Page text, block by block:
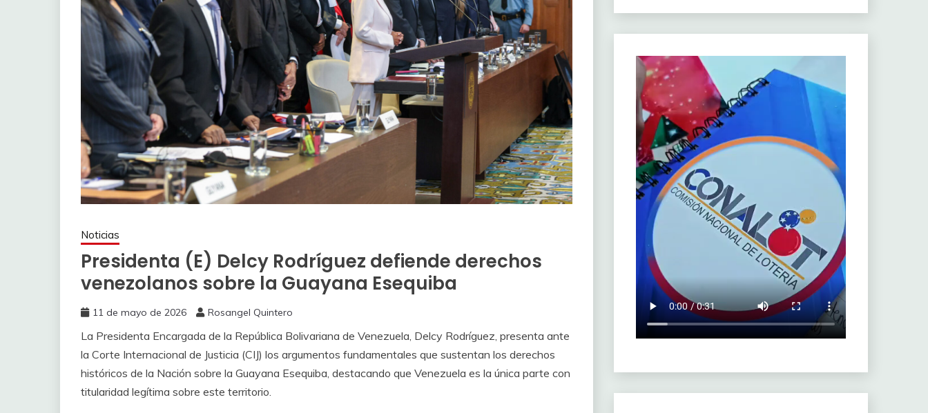
Noticias
Presidenta (E) Delcy Rodríguez defiende derechos
venezolanos sobre la Guayana Esequiba
11 de mayo de 2026 Rosangel Quintero
La Presidenta Encargada de la República Bolivariana de Venezuela, Delcy Rodríguez, presenta ante
la Corte Internacional de Justicia (CIJ) los argumentos fundamentales que sustentan los derechos
históricos de la Nación sobre la Guayana Esequiba, destacando que Venezuela es la única parte con
titularidad legítima sobre este territorio.